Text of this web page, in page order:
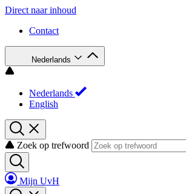
Direct naar inhoud
Contact
Nederlands
Nederlands
English
Zoek op trefwoord
Mijn UvH